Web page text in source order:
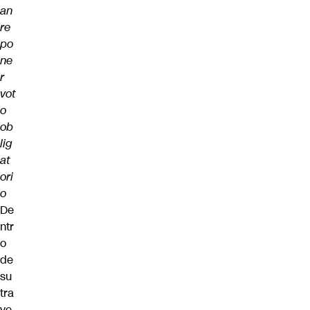
an
re
po
ne
r
vot
o
ob
lig
at
ori
o
De
ntr
o
de
su
tra